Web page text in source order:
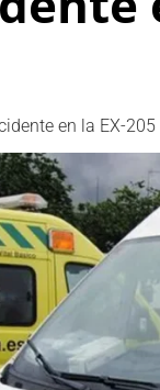
en la EX-